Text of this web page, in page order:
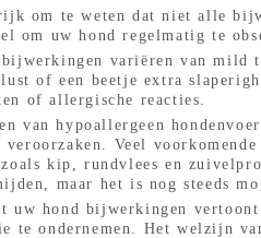
om te weten dat niet alle
om uw hond regelmatig te
bijwerkingen variëren van mild
of een beetje extra
of allergische reacties.
van hypoallergeen
veroorzaken. Veel
kip, rundvlees en
maar het is nog steeds
uw hond bijwerkingen
te ondernemen. Het welzijn